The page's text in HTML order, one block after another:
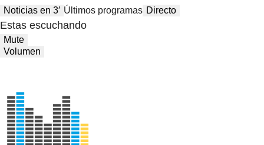
Noticias en 3′ Últimos programas Directo
Estas escuchando
Mute
Volumen